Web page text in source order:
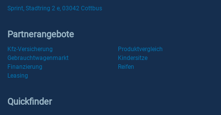
Sprint, Stadtring 2 e, 03042 Cottbus
Partnerangebote
Kfz-Versicherung
Produktvergleich
Gebrauchtwagenmarkt
Kindersitze
Finanzierung
Reifen
Leasing
Quickfinder